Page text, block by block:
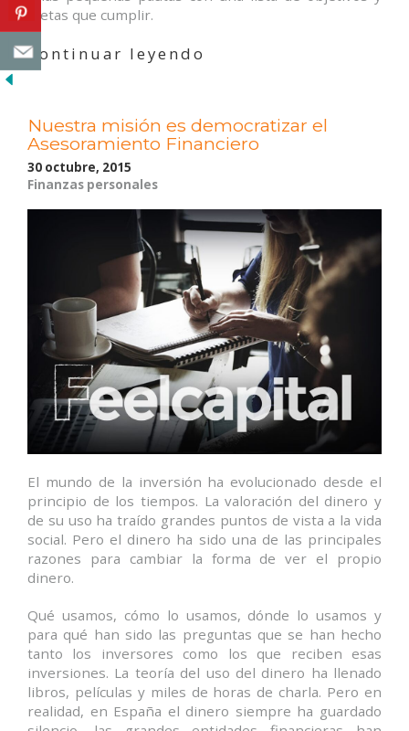
metas que cumplir.
Continuar leyendo
Nuestra misión es democratizar el
Asesoramiento Financiero
30 octubre, 2015
Finanzas personales
El mundo de la inversión ha evolucionado desde el
principio de los tiempos. La valoración del dinero y
de su uso ha traído grandes puntos de vista a la vida
social. Pero el dinero ha sido una de las principales
razones para cambiar la forma de ver el propio
dinero.
Qué usamos, cómo lo usamos, dónde lo usamos y
para qué han sido las preguntas que se han hecho
tanto los inversores como los que reciben esas
inversiones. La teoría del uso del dinero ha llenado
libros, películas y miles de horas de charla. Pero en
realidad, en España el dinero siempre ha guardado